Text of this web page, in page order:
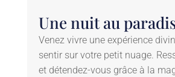
Une nuit au
Venez vivre une expérience
sentir sur votre petit nuage.
et détendez-vous grâce à la